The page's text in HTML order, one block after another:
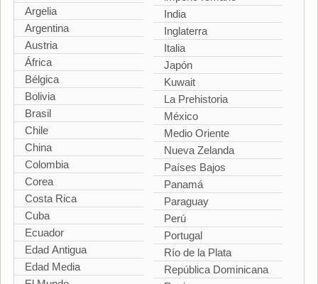
Argelia
Argentina
Austria
África
Bélgica
Bolivia
Brasil
Chile
China
Colombia
Corea
Costa Rica
Cuba
Ecuador
Edad Antigua
Edad Media
India
Inglaterra
Italia
Japón
Kuwait
La Prehistoria
México
Medio Oriente
Nueva Zelanda
Países Bajos
Panamá
Paraguay
Perú
Portugal
Río de la Plata
República Dominicana